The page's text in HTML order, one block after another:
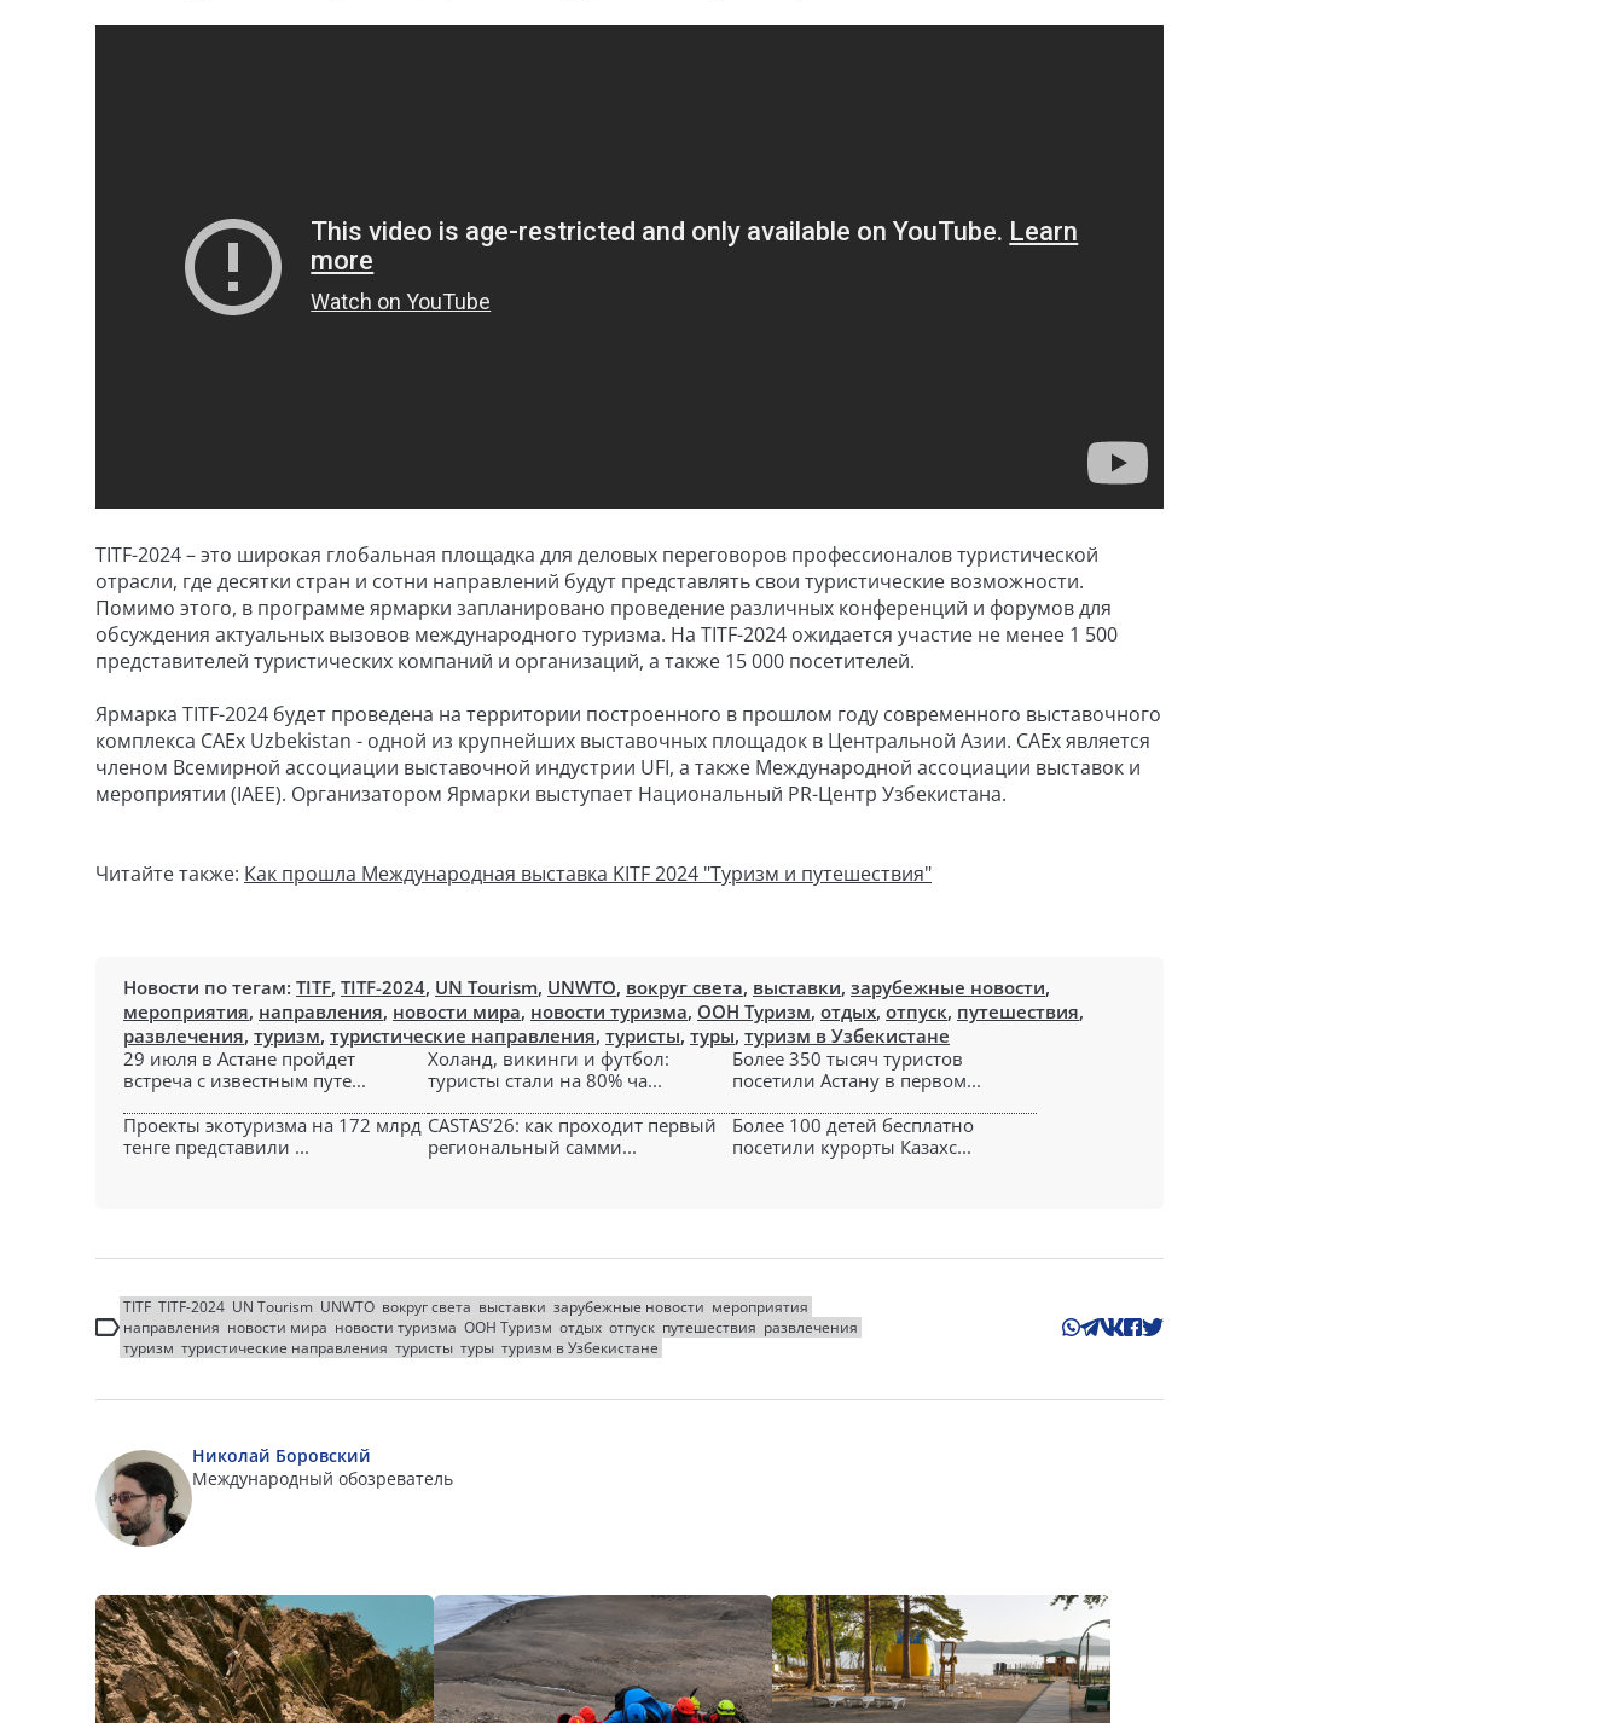
TITF-2024 – это широкая глобальная площадка для деловых переговоров профессионалов туристической
отрасли, где десятки стран и сотни направлений будут представлять свои туристические возможности.
Помимо этого, в программе ярмарки запланировано проведение различных конференций и форумов для
обсуждения актуальных вызовов международного туризма. На TITF-2024 ожидается участие не менее 1 500
представителей туристических компаний и организаций, а также 15 000 посетителей.
Ярмарка TITF-2024 будет проведена на территории построенного в прошлом году современного выставочного
комплекса CAEx Uzbekistan - одной из крупнейших выставочных площадок в Центральной Азии. CAEx является
членом Всемирной ассоциации выставочной индустрии UFI, а также Международной ассоциации выставок и
мероприятии (IAEE). Организатором Ярмарки выступает Национальный PR-Центр Узбекистана.
Читайте также: Как прошла Международная выставка KITF 2024 "Туризм и путешествия"
Новости по тегам: TITF, TITF-2024, UN Tourism, UNWTO, вокруг света, выставки, зарубежные новости,
мероприятия, направления, новости мира, новости туризма, ООН Туризм, отдых, отпуск, путешествия,
развлечения, туризм, туристические направления, туристы, туры, туризм в Узбекистане
29 июля в Астане пройдет
встреча с известным путе...
Холанд, викинги и футбол:
туристы стали на 80% ча...
Более 350 тысяч туристов
посетили Астану в первом...
Проекты экотуризма на 172 млрд
тенге представили ...
CASTAS’26: как проходит первый
региональный самми...
Более 100 детей бесплатно
посетили курорты Казахс...
TITF TITF-2024 UN Tourism UNWTO вокруг света выставки зарубежные новости мероприятия
направления новости мира новости туризма ООН Туризм отдых отпуск путешествия развлечения
туризм туристические направления туристы туры туризм в Узбекистане
Николай Боровский
Международный обозреватель